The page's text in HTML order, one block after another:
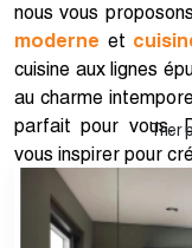
nous vous
moderne et
cuisine aux lignes
au charme
parfait pour vous.
vous inspirer pour
Trier